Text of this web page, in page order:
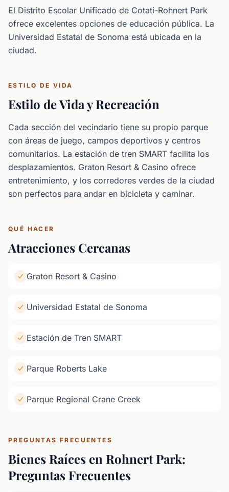
El Distrito Escolar Unificado de Cotati-Rohnert Park
ofrece excelentes opciones de educación pública. La
Universidad Estatal de Sonoma está ubicada en la
ciudad.
ESTILO DE VIDA
Estilo de Vida y Recreación
Cada sección del vecindario tiene su propio parque
con áreas de juego, campos deportivos y centros
comunitarios. La estación de tren SMART facilita los
desplazamientos. Graton Resort & Casino ofrece
entretenimiento, y los corredores verdes de la ciudad
son perfectos para andar en bicicleta y caminar.
QUÉ HACER
Atracciones Cercanas
Graton Resort & Casino
Universidad Estatal de Sonoma
Estación de Tren SMART
Parque Roberts Lake
Parque Regional Crane Creek
PREGUNTAS FRECUENTES
Bienes Raíces en Rohnert Park:
Preguntas Frecuentes